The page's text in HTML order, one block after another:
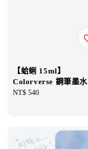
【蛤蜊 15ml】
Colorverse 鋼筆墨水
Regular
NT$ 540